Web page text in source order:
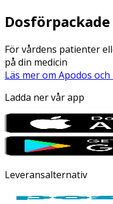
För vårdens patienter
på din medicin
Läs mer om Apodos och
Ladda ner vår app
Leveransalternativ